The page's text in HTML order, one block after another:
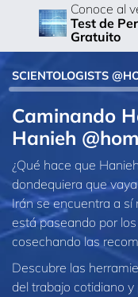
Conoce al
Test de
Gratuito
SCIENTOLOGISTS
Caminando
Hanieh
¿Qué hace que
dondequiera que
Irán se encuentra a sí
está paseando por
cosechando las
Descubre las
del trabajo cotidiano